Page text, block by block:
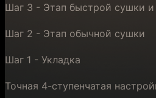
Шаг 3 - Этап быстрой сушки и
Шаг 2 - Этап обычной сушки
Шаг 1 - Укладка
Точная 4-ступенчатая